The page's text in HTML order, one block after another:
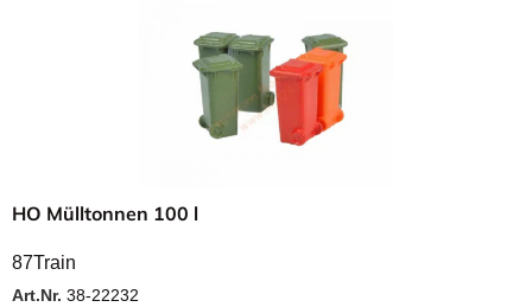
HO Mülltonnen 100 l
87Train
Art.Nr. 38-22232